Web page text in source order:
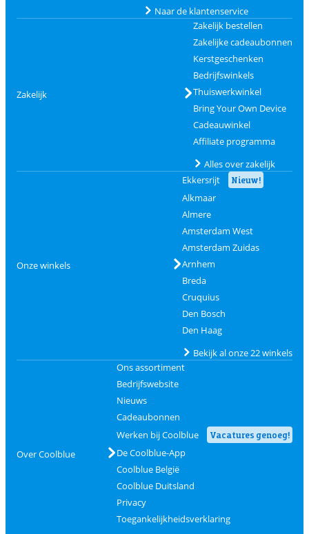
Naar de klantenservice
Zakelijk
Zakelijk bestellen
Zakelijke cadeaubonnen
Kerstgeschenken
Bedrijfswinkels
Thuiswerkwinkel
Bring Your Own Device
Cadeauwinkel
Affiliate programma
Alles over zakelijk
Onze winkels
Ekkersrijt Nieuw!
Alkmaar
Almere
Amsterdam West
Amsterdam Zuidas
Arnhem
Breda
Cruquius
Den Bosch
Den Haag
Bekijk al onze 22 winkels
Over Coolblue
Ons assortiment
Bedrijfswebsite
Nieuws
Cadeaubonnen
Werken bij Coolblue
Vacatures genoeg!
De Coolblue-App
Coolblue België
Coolblue Duitsland
Privacy
Toegankelijkheidsverklaring